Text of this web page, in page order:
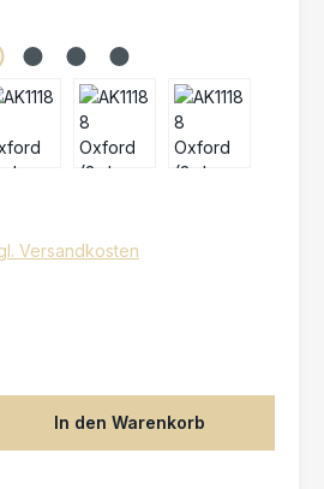
Versandkosten
Gib den
In den Warenkorb